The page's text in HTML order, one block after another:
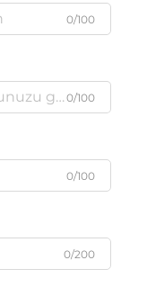
0/100
0/100
0/100
0/200